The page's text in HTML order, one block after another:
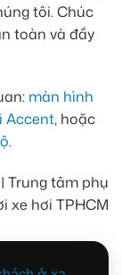
tôi. Chúc
toàn và đầy
màn hình
Accent, hoặc
.
| Trung tâm phụ
xe hơi TPHCM